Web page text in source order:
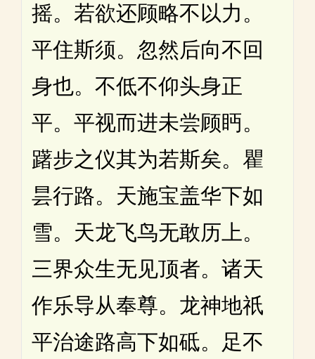
摇。若欲还顾略不以力。
平住斯须。忽然后向不回
身也。不低不仰头身正
平。平视而进未尝顾眄。
躇步之仪其为若斯矣。瞿
昙行路。天施宝盖华下如
雪。天龙飞鸟无敢历上。
三界众生无见顶者。诸天
作乐导从奉尊。龙神地祇
平治途路高下如砥。足不